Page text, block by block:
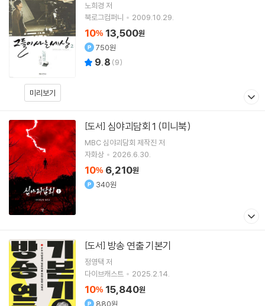
미리보기
노희경 저
북로그컴퍼니
2009.10.29.
10% 13,500원
750원
9.8 (9)
[도서] 심야괴담회 1 (미니북)
MBC 심야괴담회 제작진 저
자화상
2026.6.30.
10% 6,210원
340원
[도서] 방송 연출 기본기
정영택 저
다이브캐스트
2025.2.14.
10% 15,840원
880원